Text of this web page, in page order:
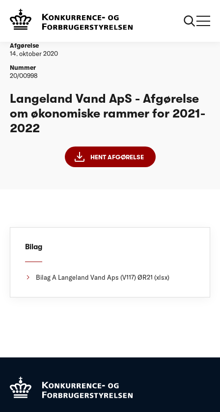
Vandtilsyn
rammer for 2021-2022
Afgørelse
14. oktober 2020
Nummer
20/00998
Langeland Vand ApS - Afgørelse
om økonomiske rammer for 2021-
2022
HENT AFGØRELSE
Bilag
Bilag A Langeland Vand Aps (V117) ØR21 (xlsx)